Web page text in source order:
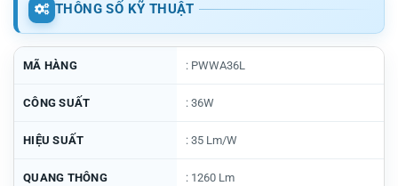
THÔNG SỐ KỸ THUẬT
MÃ HÀNG : PWWA36L
CÔNG SUẤT : 36W
HIỆU SUẤT : 35 Lm/W
QUANG THÔNG : 1260 Lm